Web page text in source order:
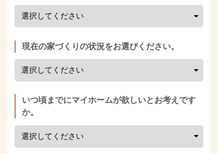
現在の家づくりの状況をお選びください。
いつ頃までにマイホームが欲しいとお考えです
か。